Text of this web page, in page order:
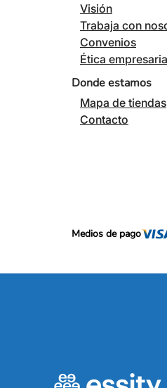
Visión
Trabaja con
Convenios
Ética
Donde estamos
Mapa de tiendas
Contacto
Medios de pago